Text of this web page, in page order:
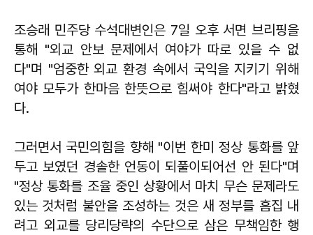
조승래 민주당 수석대변인은 7일 오후 서면 브리핑을
통해 "외교 안보 문제에서 여야가 따로 있을 수 없
다"며 "엄중한 외교 환경 속에서 국익을 지키기 위해
여야 모두가 한마음 한뜻으로 힘써야 한다"라고 밝혔
다.
그러면서 국민의힘을 향해 "이번 한미 정상 통화를 앞
두고 보였던 경솔한 언동이 되풀이되어선 안 된다"며
"정상 통화를 조율 중인 상황에서 마치 무슨 문제라도
있는 것처럼 불안을 조성하는 것은 새 정부를 흠집 내
려고 외교를 당리당략의 수단으로 삼은 무책임한 행